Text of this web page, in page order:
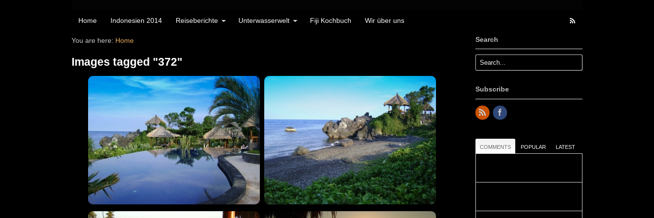
Home Indonesien 2014 Reiseberichte Unterwasserwelt Fiji Kochbuch Wir über uns
You are here: Home
Images tagged "372"
Search
Subscribe
COMMENTS POPULAR LATEST